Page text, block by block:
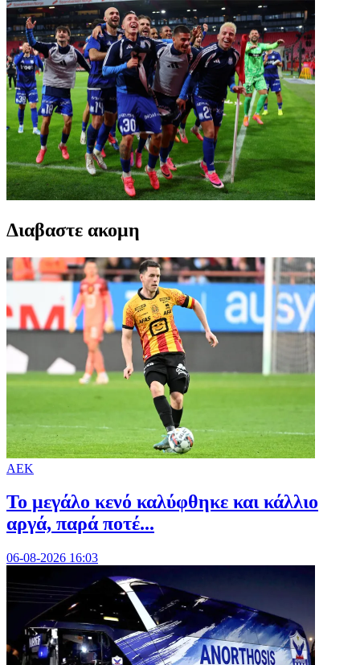
Διαβαστε ακομη
ΑΕΚ
Το μεγάλο κενό καλύφθηκε και κάλλιο
αργά, παρά ποτέ...
06-08-2026 16:03